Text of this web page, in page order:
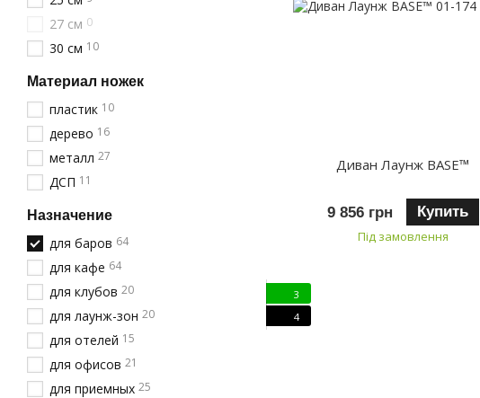
Диван Лаунж BASE™
9 856 грн Купить
Під замовлення
3
4
27 см 0
30 см 10
Материал ножек
пластик 10
дерево 16
металл 27
ДСП 11
Назначение
для баров 64
для кафе 64
для клубов 20
для лаунж-зон 20
для отелей 15
для офисов 21
для приемных 25